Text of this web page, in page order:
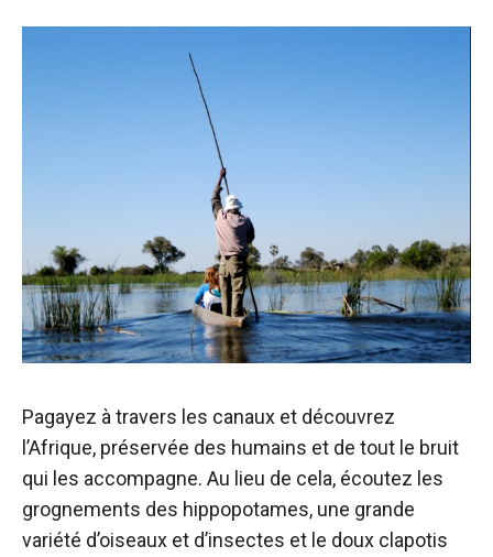
Pagayez à travers les canaux et découvrez
l’Afrique, préservée des humains et de tout le bruit
qui les accompagne. Au lieu de cela, écoutez les
grognements des hippopotames, une grande
variété d’oiseaux et d’insectes et le doux clapotis